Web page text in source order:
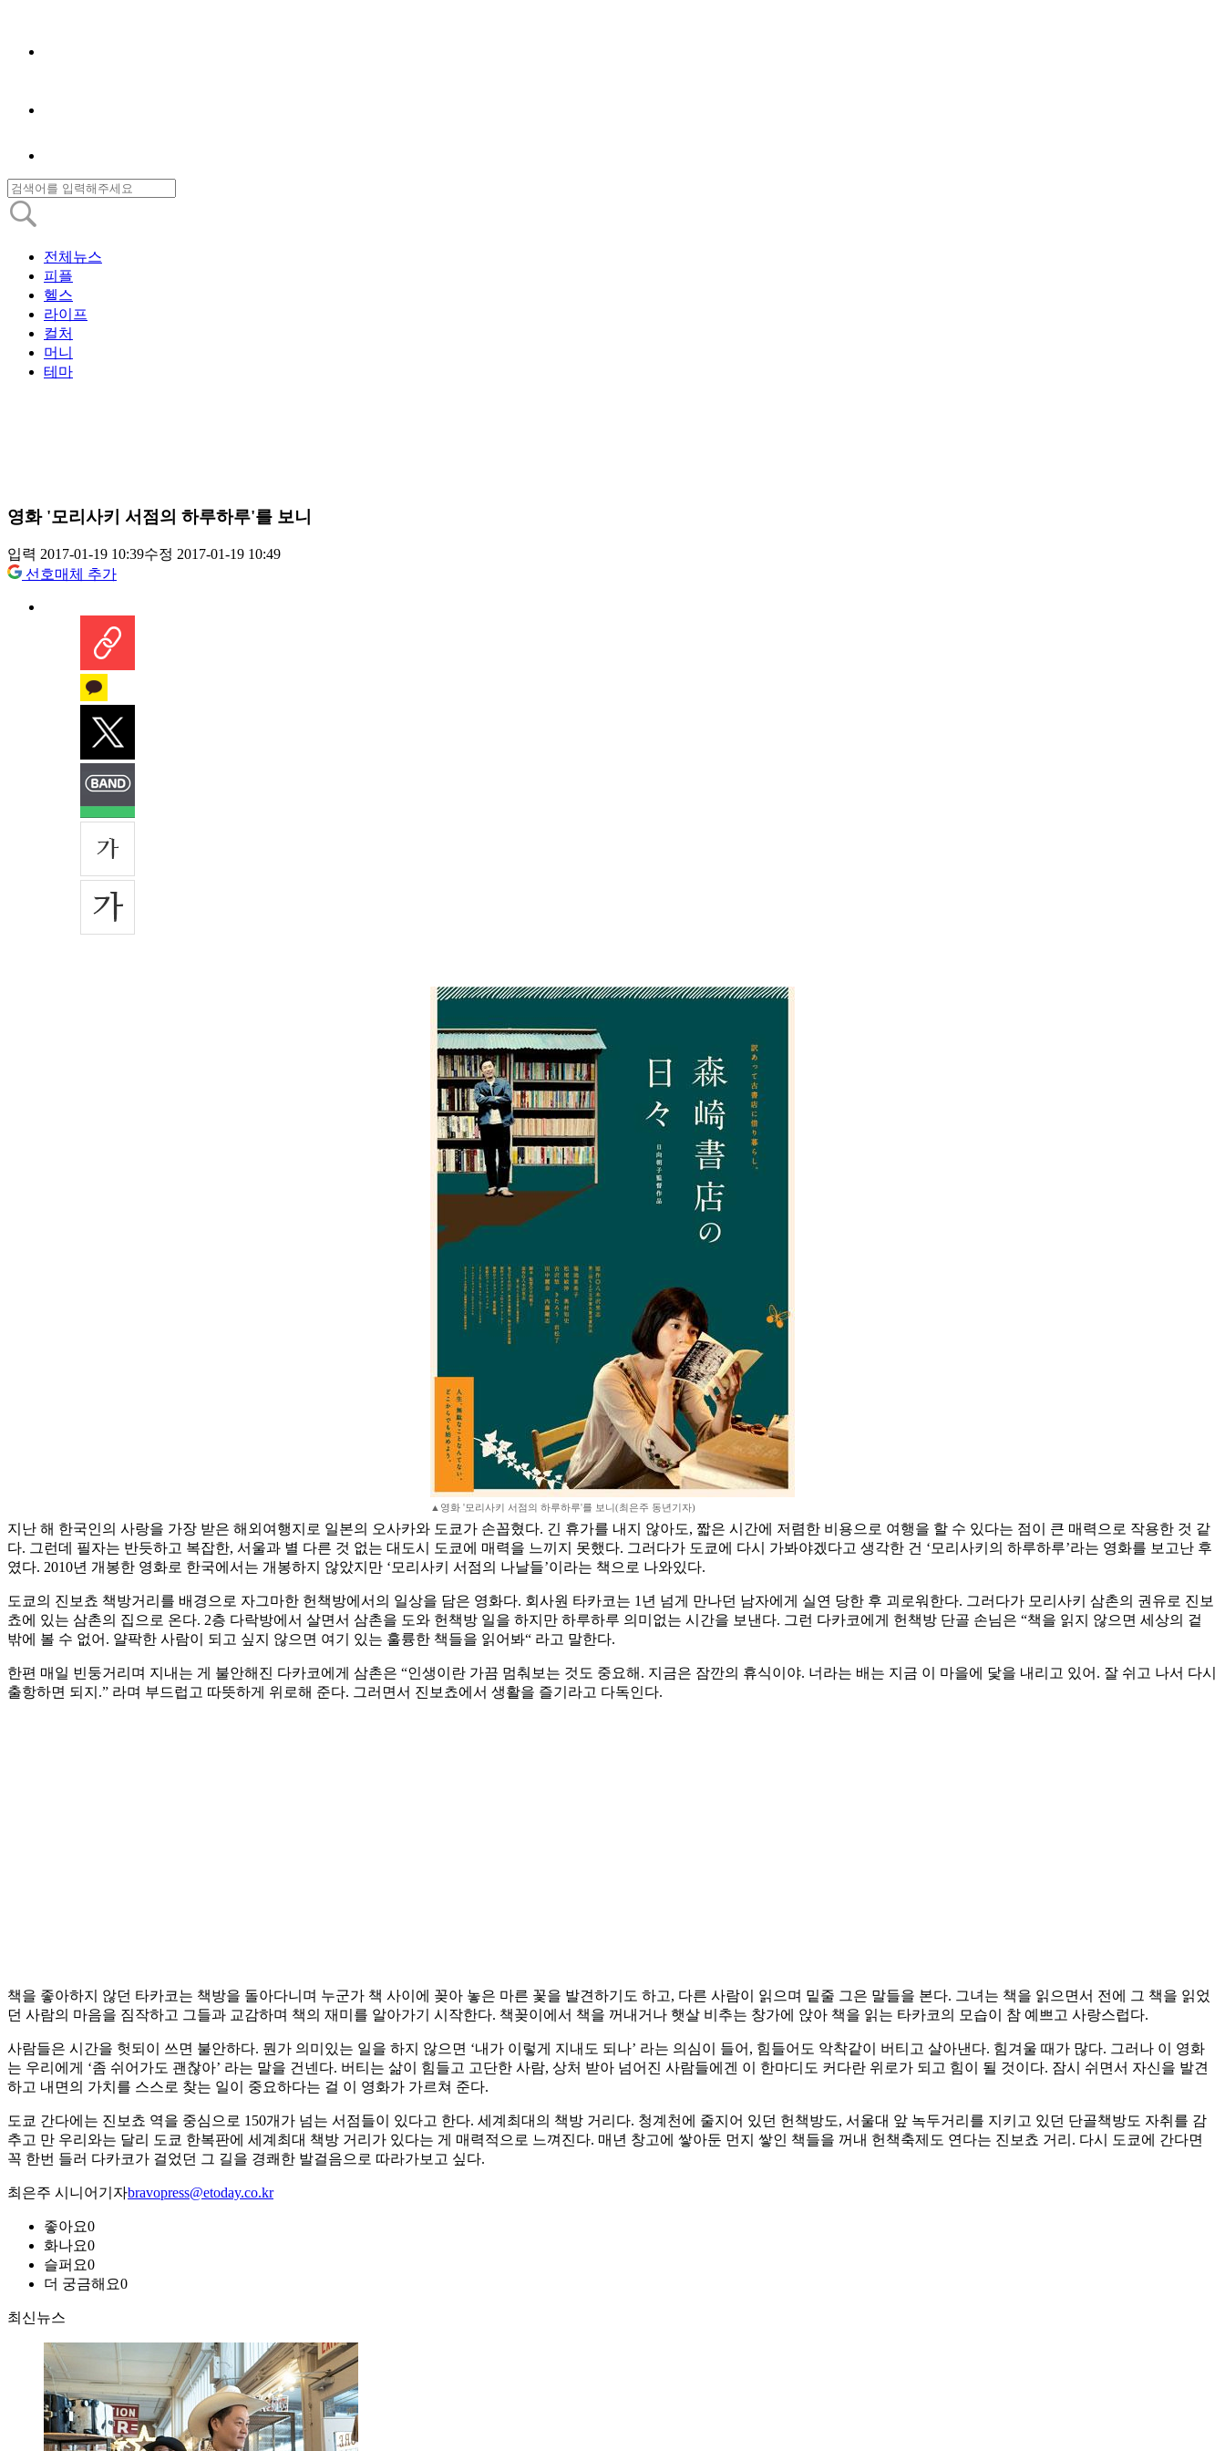
전체뉴스
피플
헬스
라이프
컬처
머니
테마
영화 '모리사키 서점의 하루하루'를 보니
입력 2017-01-19 10:39수정 2017-01-19 10:49
선호매체 추가
▲영화 '모리사키 서점의 하루하루'를 보니(최은주 동년기자)
지난 해 한국인의 사랑을 가장 받은 해외여행지로 일본의 오사카와 도쿄가 손꼽혔다. 긴 휴가를 내지 않아도, 짧은 시간에 저렴한 비용으로 여행을 할 수 있다는 점이 큰 매력으로 작용한 것 같
다. 그런데 필자는 반듯하고 복잡한, 서울과 별 다른 것 없는 대도시 도쿄에 매력을 느끼지 못했다. 그러다가 도쿄에 다시 가봐야겠다고 생각한 건 ‘모리사키의 하루하루’라는 영화를 보고난 후
였다. 2010년 개봉한 영화로 한국에서는 개봉하지 않았지만 ‘모리사키 서점의 나날들’이라는 책으로 나와있다.
도쿄의 진보쵸 책방거리를 배경으로 자그마한 헌책방에서의 일상을 담은 영화다. 회사원 타카코는 1년 넘게 만나던 남자에게 실연 당한 후 괴로워한다. 그러다가 모리사키 삼촌의 권유로 진보
쵸에 있는 삼촌의 집으로 온다. 2층 다락방에서 살면서 삼촌을 도와 헌책방 일을 하지만 하루하루 의미없는 시간을 보낸다. 그런 다카코에게 헌책방 단골 손님은 “책을 읽지 않으면 세상의 겉
밖에 볼 수 없어. 얄팍한 사람이 되고 싶지 않으면 여기 있는 훌륭한 책들을 읽어봐“ 라고 말한다.
한편 매일 빈둥거리며 지내는 게 불안해진 다카코에게 삼촌은 “인생이란 가끔 멈춰보는 것도 중요해. 지금은 잠깐의 휴식이야. 너라는 배는 지금 이 마을에 닻을 내리고 있어. 잘 쉬고 나서 다시
출항하면 되지.” 라며 부드럽고 따뜻하게 위로해 준다. 그러면서 진보쵸에서 생활을 즐기라고 다독인다.
책을 좋아하지 않던 타카코는 책방을 돌아다니며 누군가 책 사이에 꽂아 놓은 마른 꽃을 발견하기도 하고, 다른 사람이 읽으며 밑줄 그은 말들을 본다. 그녀는 책을 읽으면서 전에 그 책을 읽었
던 사람의 마음을 짐작하고 그들과 교감하며 책의 재미를 알아가기 시작한다. 책꽂이에서 책을 꺼내거나 햇살 비추는 창가에 앉아 책을 읽는 타카코의 모습이 참 예쁘고 사랑스럽다.
사람들은 시간을 헛되이 쓰면 불안하다. 뭔가 의미있는 일을 하지 않으면 ‘내가 이렇게 지내도 되나’ 라는 의심이 들어, 힘들어도 악착같이 버티고 살아낸다. 힘겨울 때가 많다. 그러나 이 영화
는 우리에게 ‘좀 쉬어가도 괜찮아’ 라는 말을 건넨다. 버티는 삶이 힘들고 고단한 사람, 상처 받아 넘어진 사람들에겐 이 한마디도 커다란 위로가 되고 힘이 될 것이다. 잠시 쉬면서 자신을 발견
하고 내면의 가치를 스스로 찾는 일이 중요하다는 걸 이 영화가 가르쳐 준다.
도쿄 간다에는 진보쵸 역을 중심으로 150개가 넘는 서점들이 있다고 한다. 세계최대의 책방 거리다. 청계천에 줄지어 있던 헌책방도, 서울대 앞 녹두거리를 지키고 있던 단골책방도 자취를 감
추고 만 우리와는 달리 도쿄 한복판에 세계최대 책방 거리가 있다는 게 매력적으로 느껴진다. 매년 창고에 쌓아둔 먼지 쌓인 책들을 꺼내 헌책축제도 연다는 진보쵸 거리. 다시 도쿄에 간다면
꼭 한번 들러 다카코가 걸었던 그 길을 경쾌한 발걸음으로 따라가보고 싶다.
최은주 시니어기자bravopress@etoday.co.kr
좋아요0
화나요0
슬퍼요0
더 궁금해요0
최신뉴스